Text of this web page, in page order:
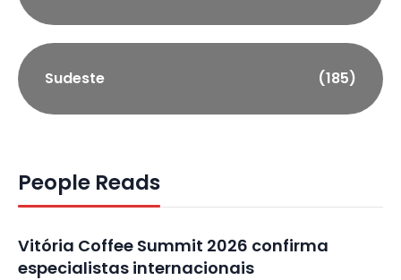
Sudeste (185)
People Reads
Vitória Coffee Summit 2026 confirma
especialistas internacionais